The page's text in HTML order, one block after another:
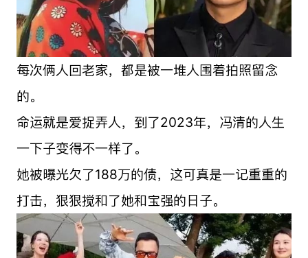
每次俩人回老家，都是被一堆人围着拍照留念
的。
命运就是爱捉弄人，到了2023年，冯清的人生
一下子变得不一样了。
她被曝光欠了188万的债，这可真是一记重重的
打击，狠狠搅和了她和宝强的日子。